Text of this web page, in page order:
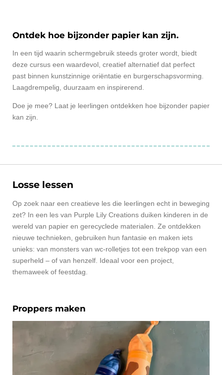
Ontdek hoe bijzonder papier kan zijn.
In een tijd waarin schermgebruik steeds groter wordt, biedt
deze cursus een waardevol, creatief alternatief dat perfect
past binnen kunstzinnige oriëntatie en burgerschapsvorming.
Laagdrempelig, duurzaam en inspirerend.
Doe je mee? Laat je leerlingen ontdekken hoe bijzonder papier
kan zijn.
Losse lessen
Op zoek naar een creatieve les die leerlingen echt in beweging
zet? In een les van Purple Lily Creations duiken kinderen in de
wereld van papier en gerecyclede materialen. Ze ontdekken
nieuwe technieken, gebruiken hun fantasie en maken iets
unieks: van monsters van wc-rolletjes tot een trekpop van een
superheld – of van henzelf. Ideaal voor een project,
themaweek of feestdag.
Proppers maken